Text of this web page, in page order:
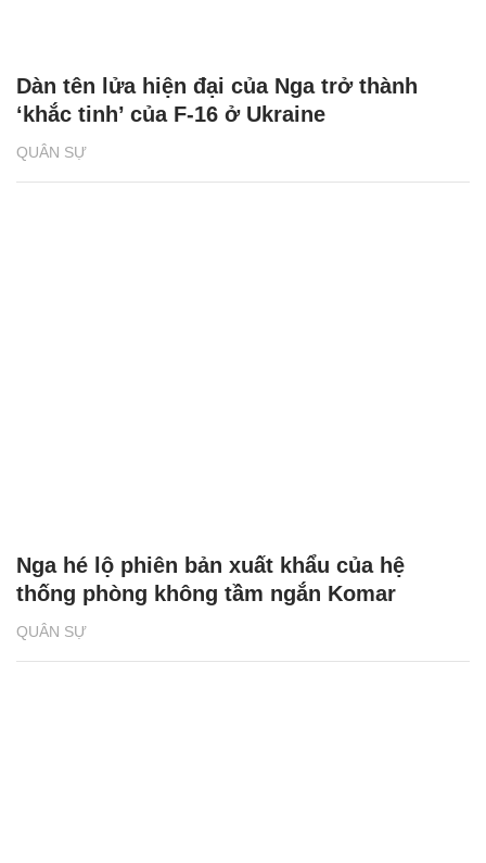
QUÂN SỰ
Dàn tên lửa hiện đại của Nga trở thành
‘khắc tinh’ của F-16 ở Ukraine
QUÂN SỰ
Nga hé lộ phiên bản xuất khẩu của hệ
thống phòng không tầm ngắn Komar